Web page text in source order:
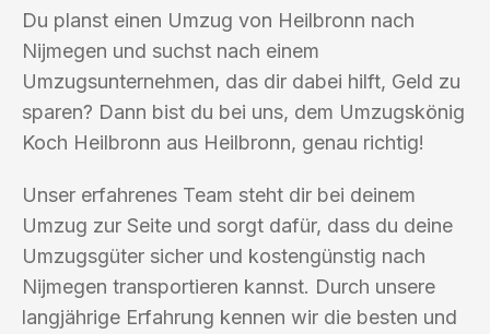
Du planst einen Umzug von Heilbronn nach
Nijmegen und suchst nach einem
Umzugsunternehmen, das dir dabei hilft, Geld zu
sparen? Dann bist du bei uns, dem Umzugskönig
Koch Heilbronn aus Heilbronn, genau richtig!
Unser erfahrenes Team steht dir bei deinem
Umzug zur Seite und sorgt dafür, dass du deine
Umzugsgüter sicher und kostengünstig nach
Nijmegen transportieren kannst. Durch unsere
langjährige Erfahrung kennen wir die besten und